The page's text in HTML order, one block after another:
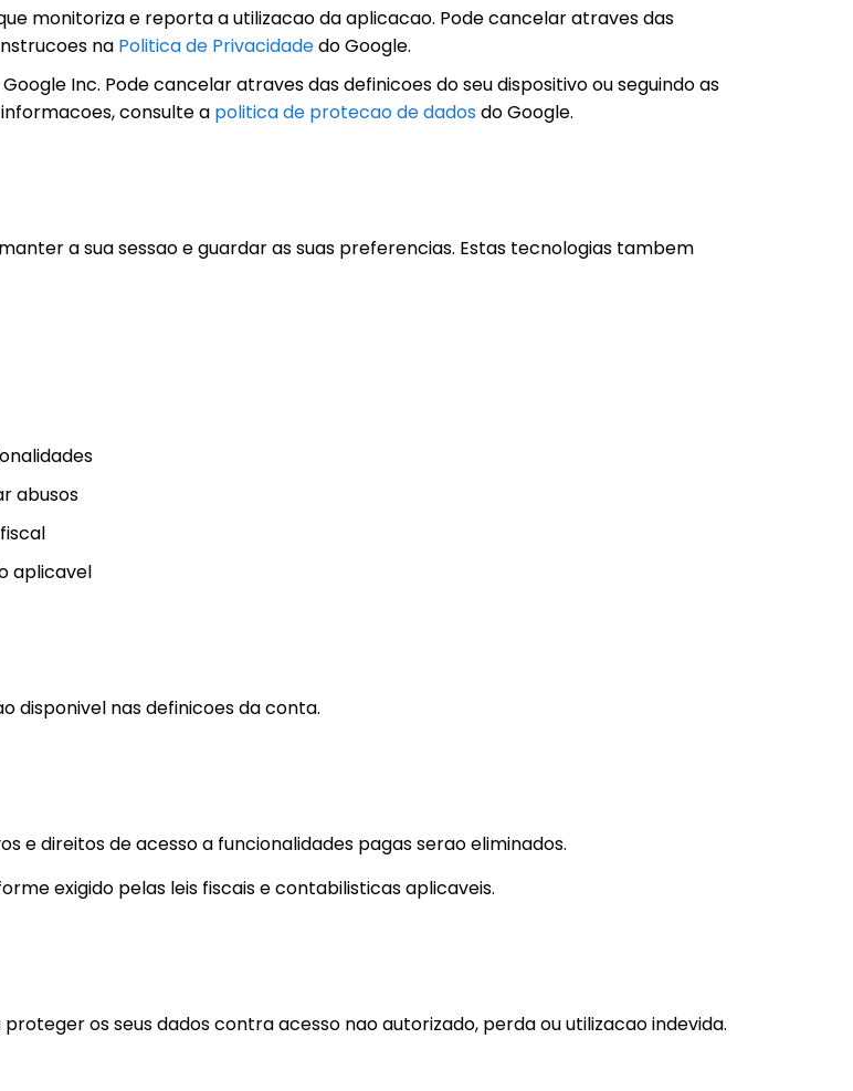
monitoriza e reporta a utilizacao da aplicacao. Pode cancelar atraves das
na Politica de Privacidadedo Google.
Inc. Pode cancelar atraves das definicoes do seu dispositivo ou seguindo as
consulte a politica de protecao de dadosdo Google.
a sua sessao e guardar as suas preferencias. Estas tecnologias tambem
abusos
aplicavel
disponivel nas definicoes da conta.
e direitos de acesso a funcionalidades pagas serao eliminados.
exigido pelas leis fiscais e contabilisticas aplicaveis.
os seus dados contra acesso nao autorizado, perda ou utilizacao indevida.